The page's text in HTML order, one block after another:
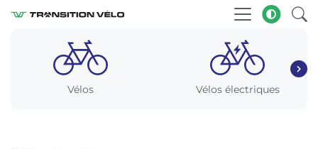
Vélos Vélos électriques